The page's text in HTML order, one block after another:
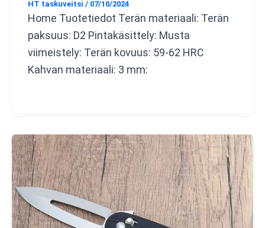
HT taskuveitsi / 07/10/2024
Home Tuotetiedot Terän materiaali: Terän
paksuus: D2 Pintakäsittely: Musta
viimeistely: Terän kovuus: 59-62 HRC
Kahvan materiaali: 3 mm: